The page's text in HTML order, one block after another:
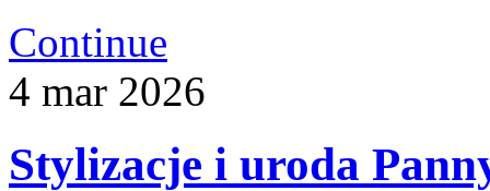
Continue
4 mar 2026
Stylizacje i uroda